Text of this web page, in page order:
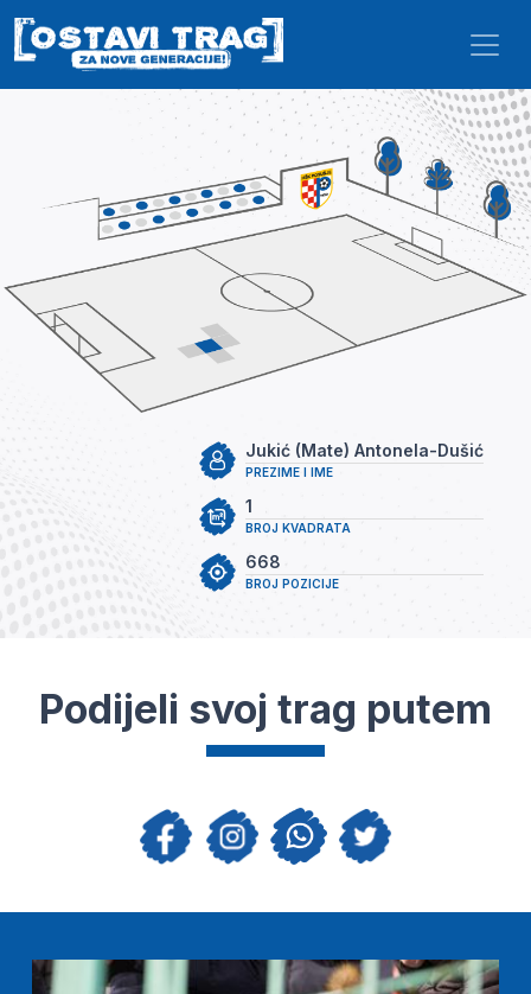
Skip to main content
PREZIME I IME
Jukić (Mate) Antonela-Dušić
BROJ KVADRATA
1
BROJ POZICIJE
668
Podijeli svoj trag putem